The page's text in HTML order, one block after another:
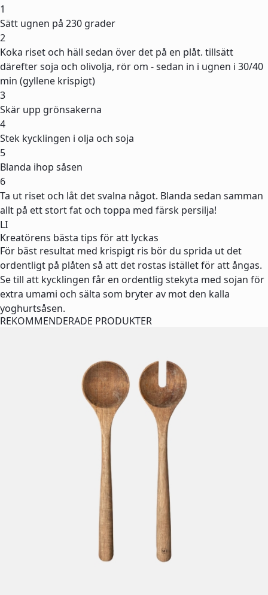
1
Sätt ugnen på 230 grader
2
Koka riset och häll sedan över det på en plåt. tillsätt
därefter soja och olivolja, rör om - sedan in i ugnen i 30/40
min (gyllene krispigt)
3
Skär upp grönsakerna
4
Stek kycklingen i olja och soja
5
Blanda ihop såsen
6
Ta ut riset och låt det svalna något. Blanda sedan samman
allt på ett stort fat och toppa med färsk persilja!
LI
Kreatörens bästa tips för att lyckas
För bäst resultat med krispigt ris bör du sprida ut det
ordentligt på plåten så att det rostas istället för att ångas.
Se till att kycklingen får en ordentlig stekyta med sojan för
extra umami och sälta som bryter av mot den kalla
yoghurtsåsen.
REKOMMENDERADE PRODUKTER